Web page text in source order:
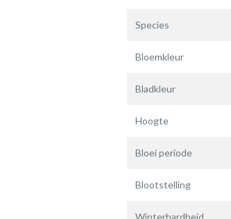
Species
Bloemkleur
Bladkleur
Hoogte
Bloei periode
Blootstelling